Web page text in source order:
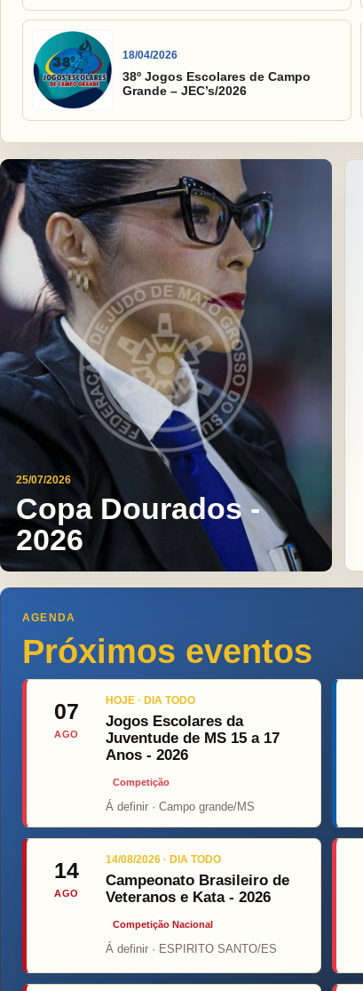
18/04/2026
38º Jogos Escolares de Campo
Grande – JEC’s/2026
25/07/2026
Copa Dourados -
2026
AGENDA
Próximos eventos
07
AGO
HOJE · DIA TODO
Jogos Escolares da
Juventude de MS 15 a 17
Anos - 2026
Competição
Á definir · Campo grande/MS
14
AGO
14/08/2026 · DIA TODO
Campeonato Brasileiro de
Veteranos e Kata - 2026
Competição Nacional
Á definir · ESPIRITO SANTO/ES
Top Fight